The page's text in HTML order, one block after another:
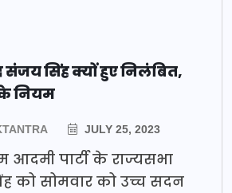
संजय सिंह क्यों हुए निलंबित,
नियम
JULY 25, 2023
पार्टी के राज्यसभा
को सोमवार को उच्च सदन